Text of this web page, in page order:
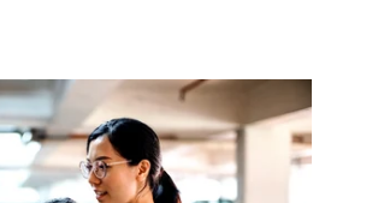
erfahren, wie Sie